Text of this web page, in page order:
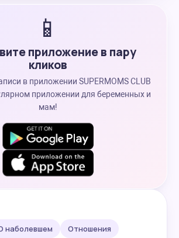
📱
приложение в пару
кликов
в приложении SUPERMOMS CLUB
приложении для беременных и
мам!
наболевшем Отношения